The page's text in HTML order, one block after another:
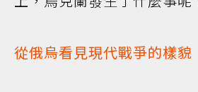
從俄烏看見現代戰爭的樣貌